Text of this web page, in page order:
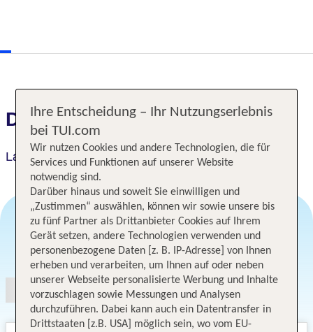
Das erwartet Sie
Las Dunas
Angebotsauswahl
Ihre Entscheidung – Ihr Nutzungserlebnis
bei TUI.com
Wir nutzen Cookies und andere Technologien, die für
Services und Funktionen auf unserer Website
notwendig sind.
Darüber hinaus und soweit Sie einwilligen und
„Zustimmen“ auswählen, können wir sowie unsere bis
zu fünf Partner als Drittanbieter Cookies auf Ihrem
Gerät setzen, andere Technologien verwenden und
personenbezogene Daten [z. B. IP-Adresse] von Ihnen
erheben und verarbeiten, um Ihnen auf oder neben
unserer Webseite personalisierte Werbung und Inhalte
vorzuschlagen sowie Messungen und Analysen
durchzuführen. Dabei kann auch ein Datentransfer in
Drittstaaten [z.B. USA] möglich sein, wo vom EU-